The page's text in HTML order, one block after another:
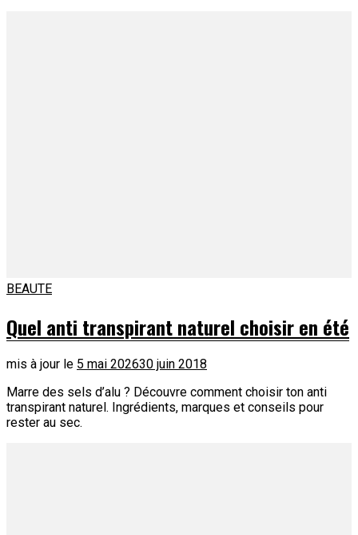
BEAUTE
Quel anti transpirant naturel choisir en été
mis à jour le 5 mai 202630 juin 2018
Marre des sels d’alu ? Découvre comment choisir ton anti
transpirant naturel. Ingrédients, marques et conseils pour
rester au sec.